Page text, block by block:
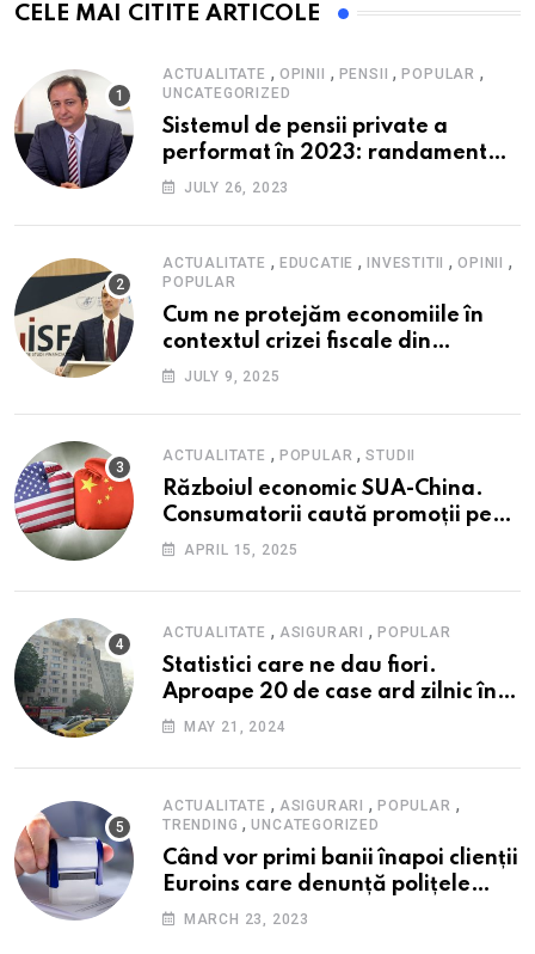
CELE MAI CITITE ARTICOLE
ACTUALITATE , OPINII , PENSII ,POPULAR ,
UNCATEGORIZED
Sistemul de pensii private a
performat în 2023: randament
peste inflație, active și plăți la
cadrul ofertei Hidroelectrica,
reziliența la crize
JULY 26, 2023
ACTUALITATE , EDUCATIE , INVESTITII ,OPINII ,
POPULAR
Cum ne protejăm economiile în
contextul crizei fiscale din
România- Valentin Ionescu,
Financiare (ISF)
JULY 9, 2025
ACTUALITATE , POPULAR ,STUDII
Războiul economic SUA-China.
Consumatorii caută promoții pe
fondul scumpirilor, mai ales la
APRIL 15, 2025
ACTUALITATE , ASIGURARI ,POPULAR
Statistici care ne dau fiori.
Aproape 20 de case ard zilnic în
România, iar pagubele au
nici 40 de lei pe lună
MAY 21, 2024
ACTUALITATE , ASIGURARI ,POPULAR ,
TRENDING ,UNCATEGORIZED
Când vor primi banii înapoi clienții
Euroins care denunță polițele
RCA? Toți pașii și toate termenele
MARCH 23, 2023